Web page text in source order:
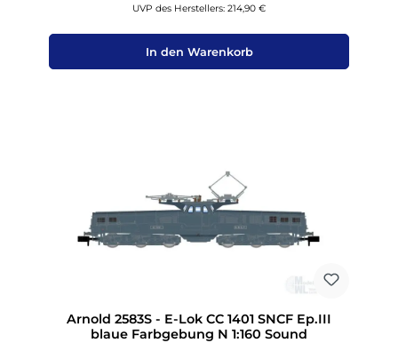
UVP des Herstellers: 214,90 €
In den Warenkorb
Arnold 2583S - E-Lok CC 1401 SNCF Ep.III
blaue Farbgebung N 1:160 Sound